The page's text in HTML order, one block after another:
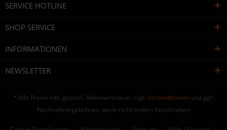
SERVICE HOTLINE
SHOP SERVICE
INFORMATIONEN
NEWSLETTER
* Alle Preise inkl. gesetzl. Mehrwertsteuer zzgl. Versandkosten und ggf.
Nachnahmegebühren, wenn nicht anders beschrieben